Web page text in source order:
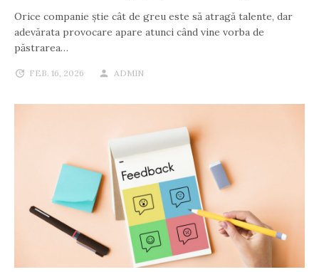
Orice companie știe cât de greu este să atragă talente, dar
adevărata provocare apare atunci când vine vorba de
păstrarea…
FEB. 16, 2026 ADMIN